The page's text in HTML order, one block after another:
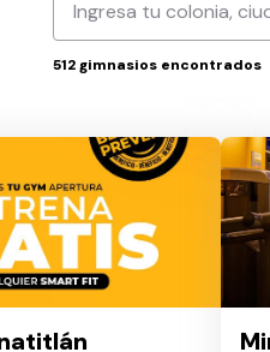
512gimnasios encontrados